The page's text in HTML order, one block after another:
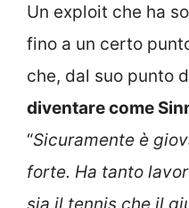
Un exploit che ha
fino a un certo
che, dal suo punto
diventare come
“Sicuramente è
forte. Ha tanto